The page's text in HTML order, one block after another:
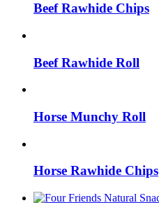
Beef Rawhide Chips
Beef Rawhide Roll
Horse Munchy Roll
Horse Rawhide Chips